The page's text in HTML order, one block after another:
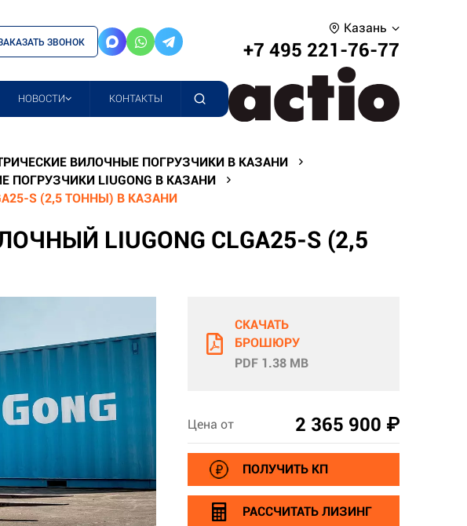
ЗВОНОК
Казань
+7 495 221-76-77
НОВОСТИ КОНТАКТЫ
ВИЛОЧНЫЕ ПОГРУЗЧИКИ В КАЗАНИ
LIUGONG В КАЗАНИ
S (2,5 ТОННЫ) В КАЗАНИ
LIUGONG CLGA25-S (2,5
СКАЧАТЬ
БРОШЮРУ
PDF 1.38 MB
Цена от 2 365 900 ₽
ПОЛУЧИТЬ КП
РАССЧИТАТЬ ЛИЗИНГ